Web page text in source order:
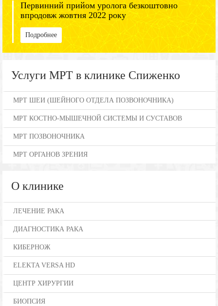
Первинний прийом уролога безкоштовно
впродовж жовтня 2022 року
Подробнее
Услуги МРТ в клинике Спиженко
МРТ ШЕИ (ШЕЙНОГО ОТДЕЛА ПОЗВОНОЧНИКА)
МРТ КОСТНО-МЫШЕЧНОЙ СИСТЕМЫ И СУСТАВОВ
МРТ ПОЗВОНОЧНИКА
МРТ ОРГАНОВ ЗРЕНИЯ
О клинике
ЛЕЧЕНИЕ РАКА
ДИАГНОСТИКА РАКА
КИБЕРНОЖ
ELEKTA VERSA HD
ЦЕНТР ХИРУРГИИ
БИОПСИЯ